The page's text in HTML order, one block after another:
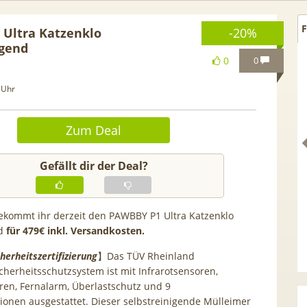
-20%
0
0
Ultra Katzenklo
Zum Deal
Gefällt dir der Deal?
ihr derzeit den PAWBBY P1 Ultra Katzenklo
für 479€ inkl. Versandkosten.
】Das TÜV Rheinland
ist mit Infrarotsensoren,
Fernalarm, Überlastschutz und 9
ausgestattet. Dieser selbstreinigende Mülleimer
📲 Samsung
(256GB) für 169€ +
Otelo Vodafone Allnet
+ 50€ BONUS
Vodafone Allnet für 7,99€ mtl.
| 0,00€ Anschlusskosten |